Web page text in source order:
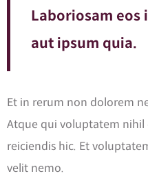
Laboriosam
aut ipsum quia.
Et in rerum non dolorem
Atque qui voluptatem
reiciendis hic. Et
velit nemo.